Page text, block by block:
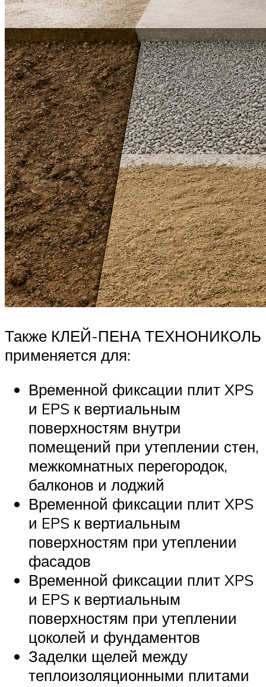
Также КЛЕЙ-ПЕНА ТЕХНОНИКОЛЬ
применяется для:
Временной фиксации плит XPS
и EPS к вертиальным
поверхностям внутри
помещений при утеплении стен,
межкомнатных перегородок,
балконов и лоджий
Временной фиксации плит XPS
и EPS к вертиальным
поверхностям при утеплении
фасадов
Временной фиксации плит XPS
и EPS к вертиальным
поверхностям при утеплении
цоколей и фундаментов
Заделки щелей между
теплоизоляционными плитами